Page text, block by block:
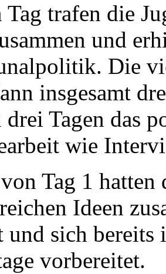
Tag trafen die
und
Die
insgesamt
drei Tagen das
wie
Tag 1 hatten
Ideen
und sich
vorbereitet.